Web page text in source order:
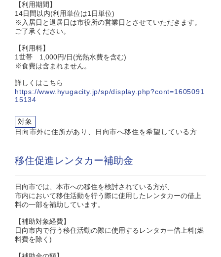
【利用期間】
14日間以内(利用単位は1日単位)
※入居日と退居日は市役所の営業日とさせていただきます。
ご了承ください。
【利用料】
1世帯 1,000円/日(光熱水費を含む)
※食費は含まれません。
詳しくはこちら
https://www.hyugacity.jp/sp/display.php?cont=1605091
15134
対象
日向市外に住所があり、日向市へ移住を希望している方
移住促進レンタカー補助金
日向市では、本市への移住を検討されている方が、
市内において移住活動を行う際に使用したレンタカーの借上
料の一部を補助しています。
【補助対象経費】
日向市内で行う移住活動の際に使用するレンタカー借上料(燃
料費を除く)